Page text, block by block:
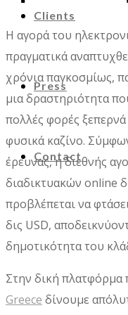
Clients
Press
Contact
Η αγορά του
πραγματικά
χρόνια παγκοσμίως,
μια δραστηριότητα
πολλές φορές
φυσικά καζίνο.
έρευνας, η διεθνής
διαδικτυακών online
προβλέπεται να
δις USD,
δημοτικότητα του
Στην δική πλατφόρμα
Greece δίνουμε